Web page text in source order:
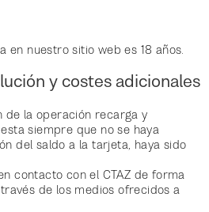
en nuestro sitio web es 18 años.
y costes adicionales
de la operación recarga y
siempre que no se haya
del saldo a la tarjeta, haya sido
contacto con el CTAZ de forma
de los medios ofrecidos a